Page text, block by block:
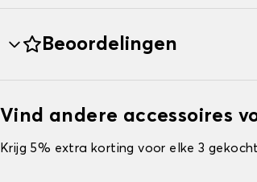
Beoordelingen
Vind andere accessoires
Krijg 5% extra korting voor elke 3